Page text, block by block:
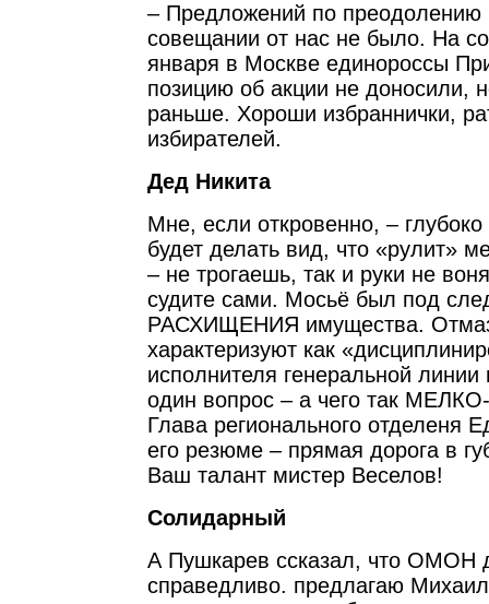
– Предложений по преодолению
совещании от нас не было. На
января в Москве единороссы
позицию об акции не доносили,
раньше. Хороши избраннички,
избирателей.
Дед Никита
Мне, если откровенно, –
будет делать вид, что «рулит»
– не трогаешь, так и руки не
судите сами. Мосьё был под
РАСХИЩЕНИЯ имущества.
характеризуют как
исполнителя генеральной линии
один вопрос – а чего так
Глава регионального отделеня
его резюме – прямая дорога в
Ваш талант мистер Веселов!
Солидарный
А Пушкарев ссказал, что ОМОН
справедливо. предлагаю